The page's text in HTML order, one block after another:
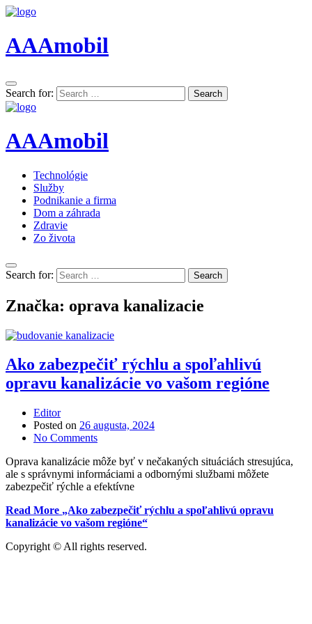
AAAmobil
Search for: Search
AAAmobil
Technológie
Služby
Podnikanie a firma
Dom a záhrada
Zdravie
Zo života
Search for: Search
Značka: oprava kanalizacie
Ako zabezpečiť rýchlu a spoľahlivú
opravu kanalizácie vo vašom regióne
Editor
Posted on 26 augusta, 2024
No Comments
Oprava kanalizácie môže byť v nečakaných situáciách stresujúca,
ale s správnymi informáciami a odbornými službami môžete
zabezpečiť rýchle a efektívne
Read More „Ako zabezpečiť rýchlu a spoľahlivú opravu
kanalizácie vo vašom regióne“
Copyright © All rights reserved.